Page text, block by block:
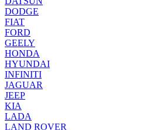
DODGE
FIAT
FORD
GEELY
HONDA
HYUNDAI
INFINITI
JAGUAR
JEEP
KIA
LADA
LAND ROVER